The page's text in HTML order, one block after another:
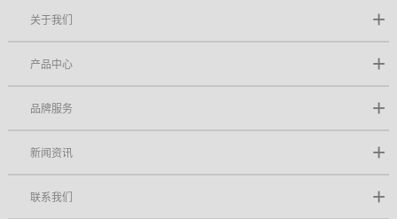
关于我们
产品中心
品牌服务
新闻资讯
联系我们